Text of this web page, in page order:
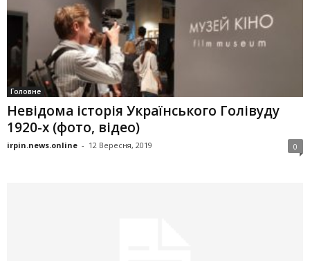
Головне
Невідома історія Українського Голівуду
1920-х (фото, відео)
irpin.news.online - 12 Вересня, 2019 0